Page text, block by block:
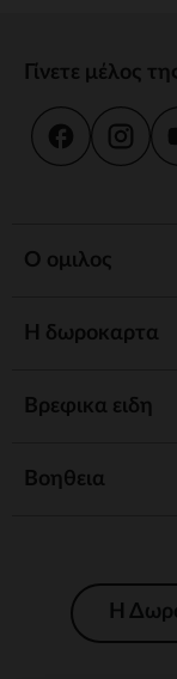
Γίνετε μέλος
Ο ομιλος
Η δωροκαρτα
Βρεφικα ειδη
Βοηθεια
Η